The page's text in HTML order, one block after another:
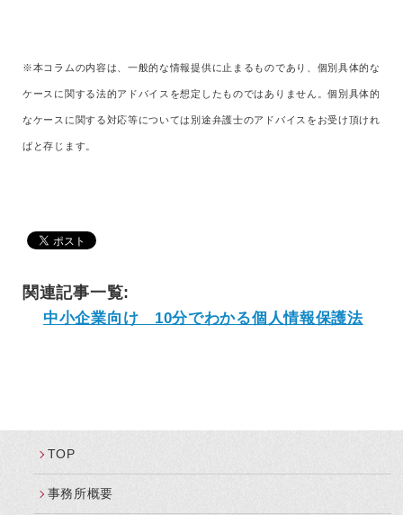
※本コラムの内容は、一般的な情報提供に止まるものであり、個別具体的な
ケースに関する法的アドバイスを想定したものではありません。個別具体的
なケースに関する対応等については別途弁護士のアドバイスをお受け頂けれ
ばと存じます。
関連記事一覧:
中小企業向け 10分でわかる個人情報保護法
TOP
事務所概要